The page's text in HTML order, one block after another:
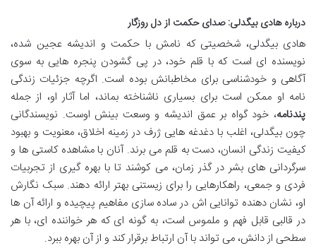
درباره هادی بیگدلی: صدای حکمت از دل روزگار
هادی بیگدلی، شخصیتی که نامش با حکمت و اندیشه عجین شده،
نویسنده ای است که با قلم خود، در پی گشودن پنجره هایی به سوی
آگاهی و خودشناسی برای مخاطبانش بوده است. اگرچه جزئیات زندگی
نامه او ممکن است برای بسیاری ناشناخته بماند، اما آثار او، از جمله
پندنامه، خود گواه بر عمق اندیشه و وسعت بینش اوست. نویسندگانی
چون بیگدلی، اغلب با دغدغه هایی ژرف در زمینه اخلاق، معنویت و بهبود
کیفیت زندگی انسان، دست به قلم می برند. آنان با مشاهده کاستی ها و
سرگردانی های بشر در گذر زمان، می کوشند تا با بهره گیری از تجربیات
فردی و جمعی، راهکارهایی را برای زیستنی بهتر ارائه دهند. سبک نگارش
او، نشان دهنده توانایی اش در ساده سازی مفاهیم پیچیده و ارائه آن ها
در قالبی قابل فهم و ملموس است، به گونه ای که هر خواننده ای، با هر
سطحی از دانش، می تواند با آن ارتباط برقرار کند و از آن بهره ببرد.